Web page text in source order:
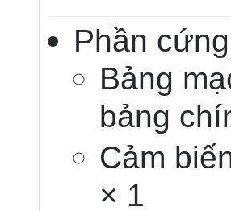
Phần cứng
Bảng
bảng
Cảm
× 1